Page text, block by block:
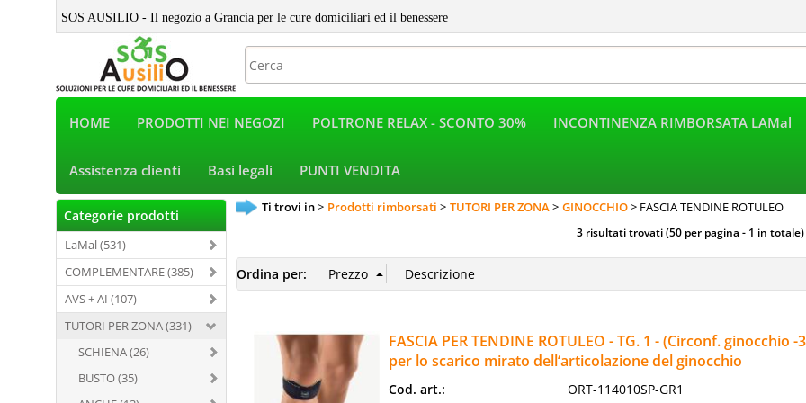
SOS AUSILIO - Il negozio a Grancia per le cure domiciliari ed il benessere
HOME PRODOTTI NEI NEGOZI POLTRONE RELAX - SCONTO 30% INCONTINENZA RIMBORSATA LAMal
Assistenza clienti Basi legali PUNTI VENDITA
Categorie prodotti
LaMal (531)
COMPLEMENTARE (385)
AVS + AI (107)
TUTORI PER ZONA (331)
SCHIENA (26)
BUSTO (35)
Ti trovi in Prodotti rimborsati TUTORI PER ZONA GINOCCHIO FASCIA TENDINE ROTULEO
3 risultati trovati (50 per pagina - 1 in totale)
Ordina per:
FASCIA PER TENDINE ROTULEO - TG. 1 - (Circonf.
per lo scarico mirato dell‘articolazione del ginocchio
Cod. art.:
ORT-114010SP-GR1